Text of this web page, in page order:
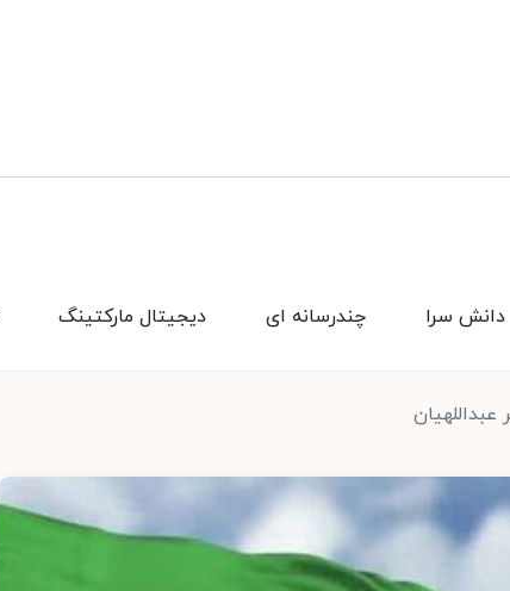
دیجیتال مارکتینگ چندرسانه ای دانش سرا